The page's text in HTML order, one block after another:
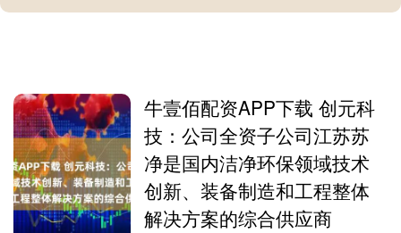
牛壹佰配资APP下载 创元科
技：公司全资子公司江苏苏
净是国内洁净环保领域技术
创新、装备制造和工程整体
解决方案的综合供应商